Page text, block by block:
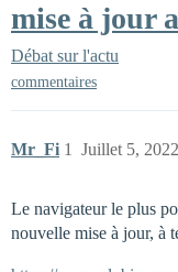
mise à jour
Débat sur l'actu
commentaires
Mr_Fi Juillet 5,
1
Le navigateur le plus
nouvelle mise à jour, à